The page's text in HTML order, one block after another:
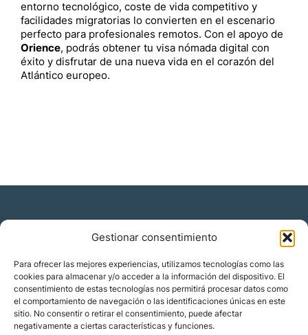
Gestionar consentimiento
Para ofrecer las mejores experiencias, utilizamos tecnologías como las
cookies para almacenar y/o acceder a la información del dispositivo. El
consentimiento de estas tecnologías nos permitirá procesar datos como
el comportamiento de navegación o las identificaciones únicas en este
sitio. No consentir o retirar el consentimiento, puede afectar
negativamente a ciertas características y funciones.
entorno tecnológico, coste de vida competitivo y
facilidades migratorias lo convierten en el escenario
perfecto para profesionales remotos. Con el apoyo de
Orience, podrás obtener tu visa nómada digital con
éxito y disfrutar de una nueva vida en el corazón del
Atlántico europeo.
Residencia y ciudadanía
Migración corporativa
Nómadas digitales
Colabora con nosotros
Quiénes somos